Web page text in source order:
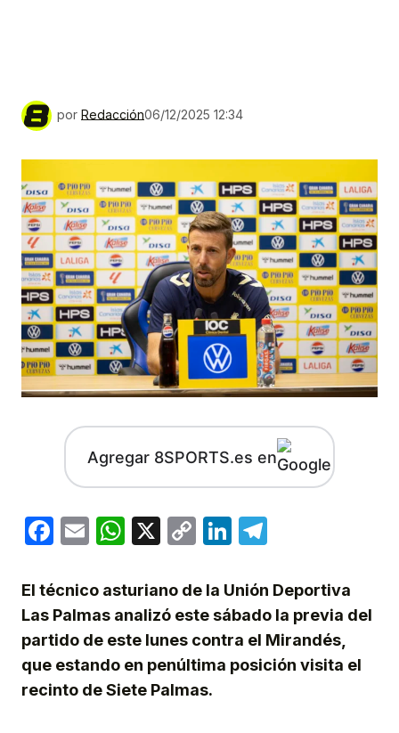
por Redacción06/12/2025 12:34
Agregar 8SPORTS.es en
Facebook
EmailWhatsApp
X
CopyLinkedIn
El técnico asturiano de la Unión Deportiva
Las Palmas analizó este sábado la previa del
partido de este lunes contra el Mirandés,
que estando en penúltima posición visita el
recinto de Siete Palmas.